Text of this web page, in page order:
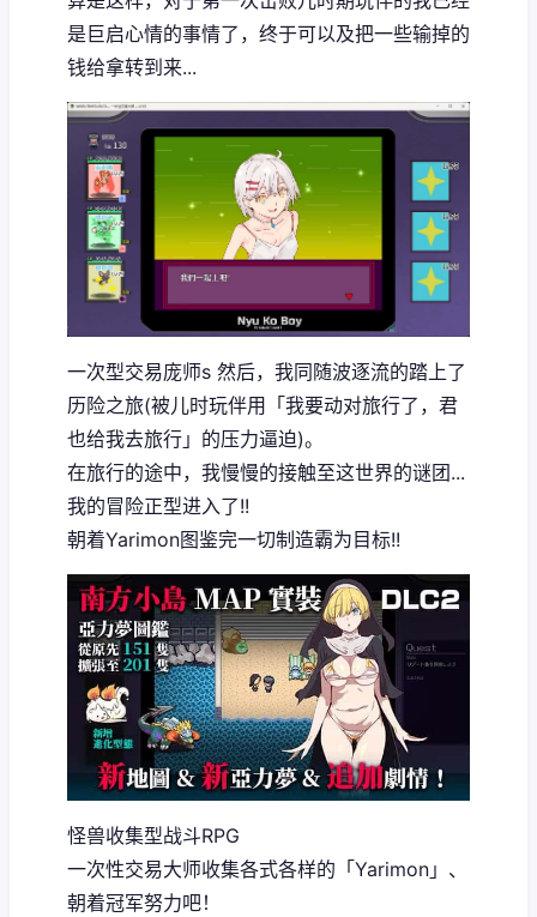
是巨启心情的事情了，终于可以及把一些输掉的
钱给拿转到来...
一次型交易庞师s 然后，我同随波逐流的踏上了
历险之旅(被儿时玩伴用「我要动对旅行了，君
也给我去旅行」的压力逼迫)。
在旅行的途中，我慢慢的接触至这世界的谜团...
我的冒险正型进入了!!
朝着Yarimon图鉴完一切制造霸为目标!!
怪兽收集型战斗RPG
一次性交易大师收集各式各样的「Yarimon」、
朝着冠军努力吧！